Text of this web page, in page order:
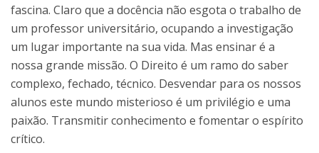
fascina. Claro que a docência não esgota o trabalho de
um professor universitário, ocupando a investigação
um lugar importante na sua vida. Mas ensinar é a
nossa grande missão. O Direito é um ramo do saber
complexo, fechado, técnico. Desvendar para os nossos
alunos este mundo misterioso é um privilégio e uma
paixão. Transmitir conhecimento e fomentar o espírito
crítico.